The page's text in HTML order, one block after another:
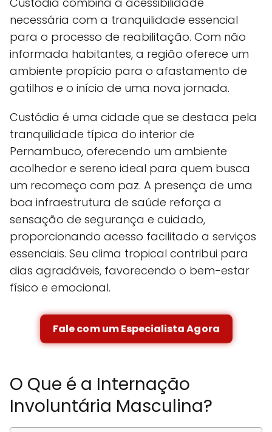
necessária com a tranquilidade essencial
para o processo de reabilitação. Com não
informada habitantes, a região oferece um
ambiente propício para o afastamento de
gatilhos e o início de uma nova jornada.
Custódia é uma cidade que se destaca pela
tranquilidade típica do interior de
Pernambuco, oferecendo um ambiente
acolhedor e sereno ideal para quem busca
um recomeço com paz. A presença de uma
boa infraestrutura de saúde reforça a
sensação de segurança e cuidado,
proporcionando acesso facilitado a serviços
essenciais. Seu clima tropical contribui para
dias agradáveis, favorecendo o bem-estar
físico e emocional.
Fale com um Especialista Agora
O Que é a Internação
Involuntária Masculina?